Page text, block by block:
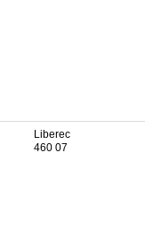
Liberec
460 07